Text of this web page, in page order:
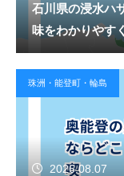
石川県の浸水ハ
味をわかりやす
珠洲・能登町・輪島
2026.08.07